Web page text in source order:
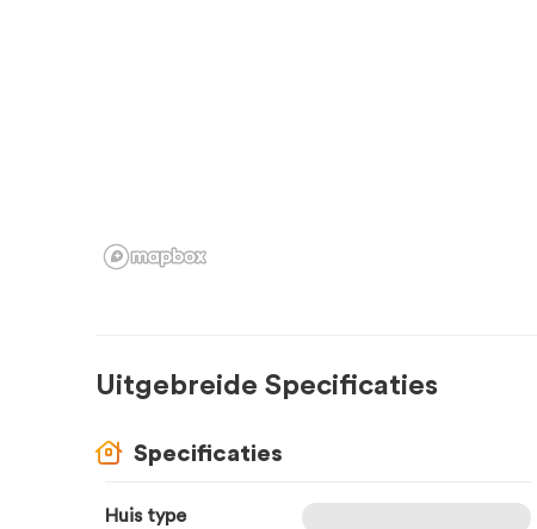
Uitgebreide Specificaties
Specificaties
Huis type